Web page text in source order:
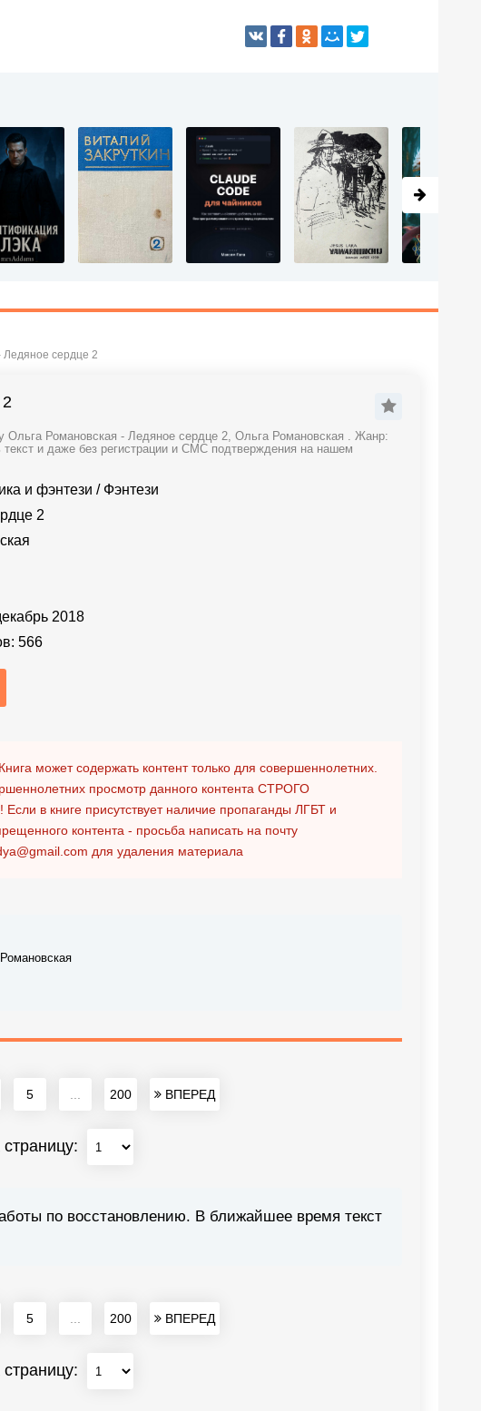
Ледяное сердце 2
Ольга Романовская - Ледяное сердце 2, Ольга Романовская . Жанр:
и даже без регистрации и СМС подтверждения на нашем
и фэнтези / Фэнтези
2
2018
566
может содержать контент только для совершеннолетних.
просмотр данного контента СТРОГО
Если в книге присутствует наличие пропаганды ЛГБТ и
контента - просьба написать на почту
для удаления материала
5 200 ВПЕРЕД
по восстановлению. В ближайшее время текст
5 200 ВПЕРЕД